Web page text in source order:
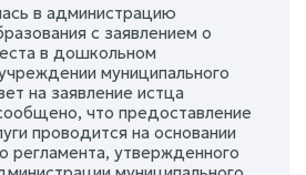
в администрацию
с заявлением о
в дошкольном
муниципального
на заявление истца
что предоставление
проводится на основании
регламента, утвержденного